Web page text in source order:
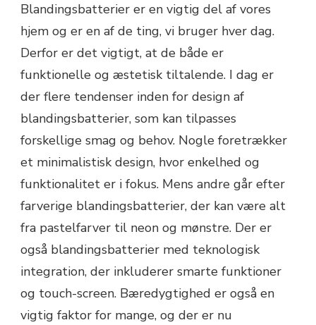
Blandingsbatterier er en vigtig del af vores
hjem og er en af de ting, vi bruger hver dag.
Derfor er det vigtigt, at de både er
funktionelle og æstetisk tiltalende. I dag er
der flere tendenser inden for design af
blandingsbatterier, som kan tilpasses
forskellige smag og behov. Nogle foretrækker
et minimalistisk design, hvor enkelhed og
funktionalitet er i fokus. Mens andre går efter
farverige blandingsbatterier, der kan være alt
fra pastelfarver til neon og mønstre. Der er
også blandingsbatterier med teknologisk
integration, der inkluderer smarte funktioner
og touch-screen. Bæredygtighed er også en
vigtig faktor for mange, og der er nu